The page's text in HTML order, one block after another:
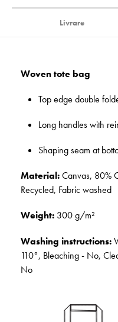
Livrare
Woven tote bag
Top edge double
Long handles with
Shaping seam at
Material:Canvas, 80%
Recycled, Fabric washed
Weight: 300 g/m²
Washing instructions:
110°, Bleaching - No,
No